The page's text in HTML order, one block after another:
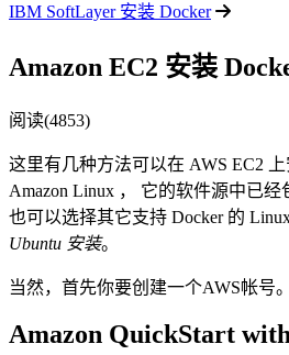
IBM SoftLayer 安装 Docker
Amazon EC2 安装
阅读(4853)
这里有几种方法可以在 AWS EC2
Amazon Linux ， 它的软件源中已
也可以选择其它支持 Docker 的
Ubuntu 安装。
当然，首先你要创建一个AWS帐号。
Amazon QuickStart